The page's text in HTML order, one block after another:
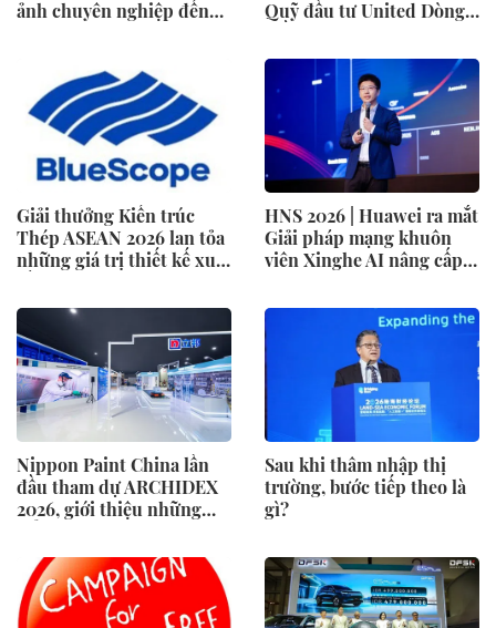
ảnh chuyên nghiệp đến
Quỹ đầu tư United Dòng
Giải thưởng Kiến trúc
Thép ASEAN 2026 lan tỏa
những giá trị thiết kế xuất
HNS 2026 | Huawei ra mắt
Giải pháp mạng khuôn
viên Xinghe AI nâng cấp
Nippon Paint China lần
đầu tham dự ARCHIDEX
2026, giới thiệu những
công nghiệp
Sau khi thâm nhập thị
trường, bước tiếp theo là
gì?